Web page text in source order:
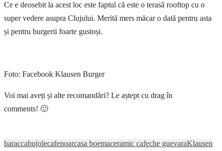
Ce e deosebit la acest loc este faptul că este o terasă rooftop cu o
super vedere asupra Clujului. Merită mers măcar o dată pentru asta
și pentru burgerii foarte gustoși.
Foto: Facebook Klausen Burger
Voi mai aveți și alte recomandări? Le aștept cu drag în
comments! 🙂
baraccabujolecafenoarcasa boemaceramic cafeche guevaraKlausen